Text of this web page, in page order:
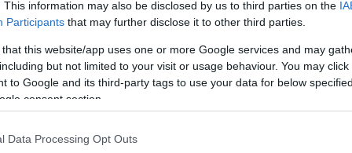
This information may also be disclosed by us to third parties on the
Participants that may further disclose it to other third parties.
that this website/app uses one or more Google services and may
but not limited to your visit or usage behaviour. You may
to Google and its third-party tags to use your data for below
consent section.
Data Processing Opt Outs
emberibb léptékű arányok kerültek a
viszolygást keltő titánok szintén a reális
társul, tekintetük lélektelen, arckifejezésük
debil, bárgyún mosolyog és nyáladzik szinte mind, ahogy
nélkül kapdosnak a számukra apró emberek felé,
de rég volt már, amikor ilyen türelmetlenül vártam egy sorozat
ami hála az égieknek, csak nagyon-nagyon ritkán csap át baromkodásba (a
kölcsönöz neki, amit a rengeteg apró részlet sikeresen árnyal tovább.